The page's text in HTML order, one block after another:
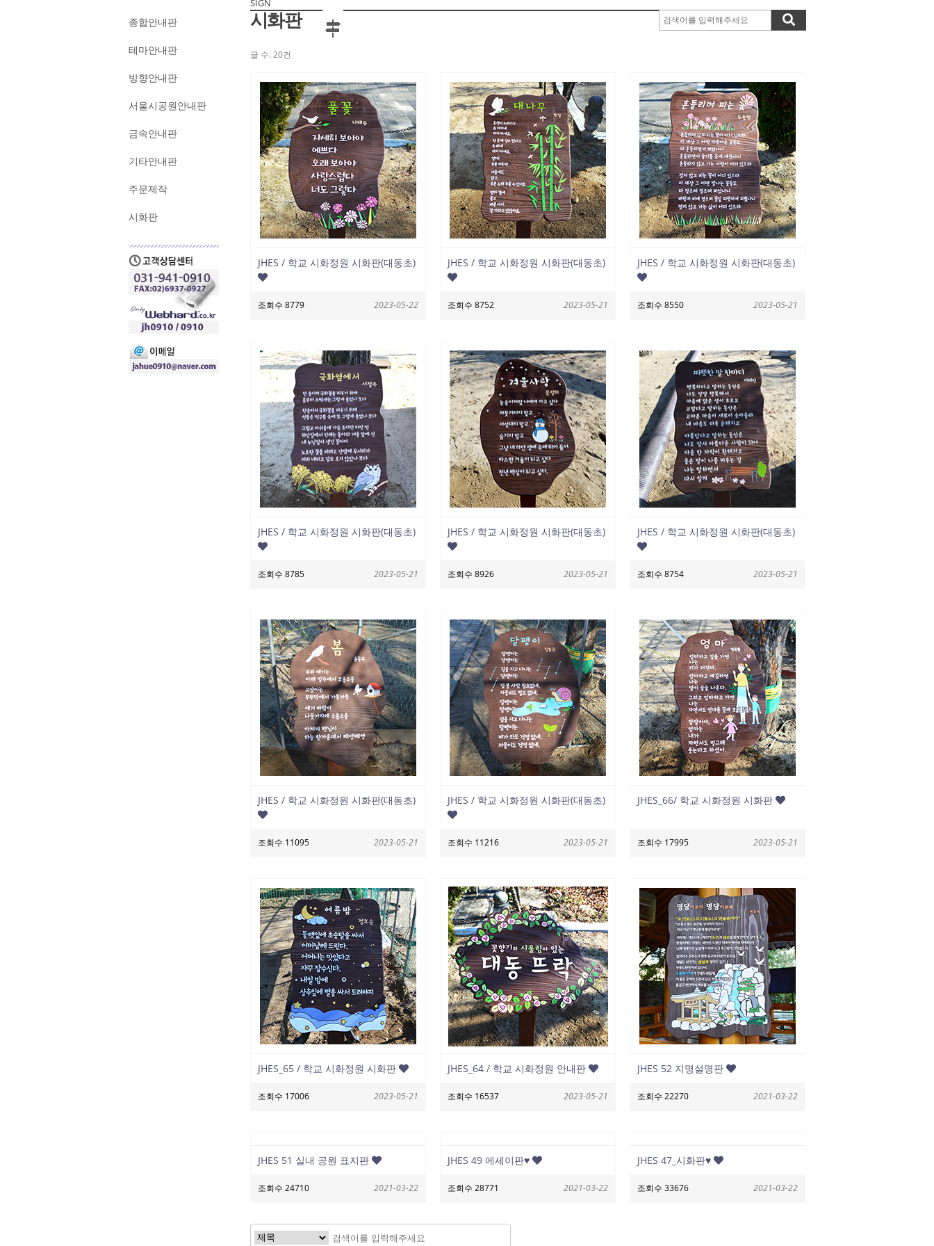
종합안내판
테마안내판
방향안내판
서울시공원안내판
금속안내판
기타안내판
주문제작
시화판
SIGN
시화판
글 수. 20건
JHES / 학교 시화정원 시화판(대동초)
조회수 8779 2023-05-22
JHES / 학교 시화정원 시화판(대동초)
조회수 8752 2023-05-21
JHES / 학교 시화정원 시화판(대동초)
조회수 8550 2023-05-21
JHES / 학교 시화정원 시화판(대동초)
조회수 8785 2023-05-21
JHES / 학교 시화정원 시화판(대동초)
조회수 8926 2023-05-21
JHES / 학교 시화정원 시화판(대동초)
조회수 8754 2023-05-21
JHES / 학교 시화정원 시화판(대동초)
조회수 11095 2023-05-21
JHES / 학교 시화정원 시화판(대동초)
조회수 11216 2023-05-21
JHES_66/ 학교 시화정원 시화판
조회수 17995 2023-05-21
JHES_65 / 학교 시화정원 시화판
조회수 17006 2023-05-21
JHES_64 / 학교 시화정원 안내판
조회수 16537 2023-05-21
JHES 52 지명설명판
조회수 22270 2021-03-22
JHES 51 실내 공원 표지판
조회수 24710 2021-03-22
JHES 49 에세이판♥
조회수 28771 2021-03-22
JHES 47_시화판♥
조회수 33676 2021-03-22